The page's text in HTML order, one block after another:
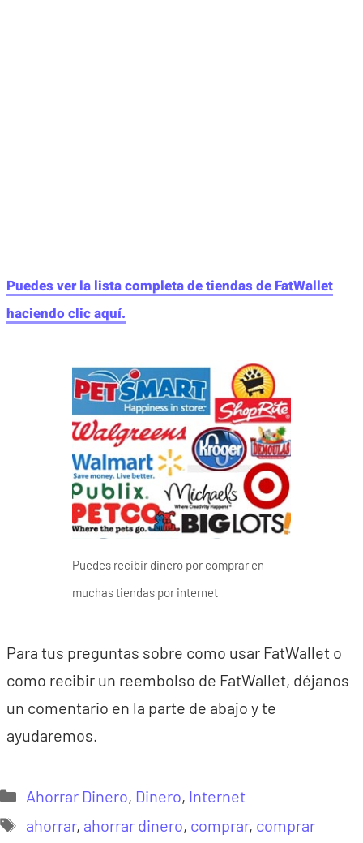
Puedes ver la lista completa de tiendas de FatWallet
haciendo clic aquí.
Puedes recibir dinero por comprar en
muchas tiendas por internet
Para tus preguntas sobre como usar FatWallet o
como recibir un reembolso de FatWallet, déjanos
un comentario en la parte de abajo y te
ayudaremos.
Categorías
Ahorrar Dinero, Dinero, Internet
Etiquetas
ahorrar, ahorrar dinero, comprar, comprar